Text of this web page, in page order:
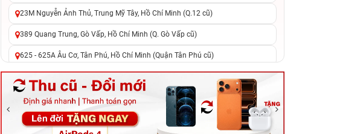
23M Nguyễn Ảnh Thủ, Trung Mỹ Tây, Hồ Chí Minh (Q.12 cũ)
389 Quang Trung, Gò Vấp, Hồ Chí Minh (Q. Gò Vấp cũ)
625 - 625A Âu Cơ, Tân Phú, Hồ Chí Minh (Quận Tân Phú cũ)
326 Lê Văn Việt, Tăng Nhơn Phú, Hồ Chí Minh (Q.9 TP. Thủ Đức cũ)
256 Võ Văn Ngân, Thủ Đức, Hồ Chí Minh (Bình Thọ, TP. Thủ Đức Cũ)
70 Nguyễn An Ninh, Dĩ An, Hồ Chí Minh (Bình Dương Cũ)